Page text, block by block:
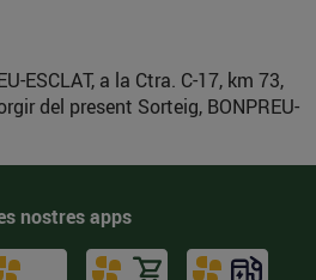
ESCLAT, a la Ctra. C-17, km 73,
del present Sorteig, BONPREU-
nostres apps